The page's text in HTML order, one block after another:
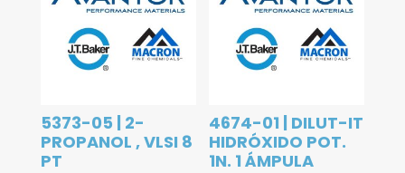
5373-05 | 2-
PROPANOL , VLSI 8
PT
4674-01 | DILUT-IT
HIDRÓXIDO POT.
1N. 1 ÁMPULA